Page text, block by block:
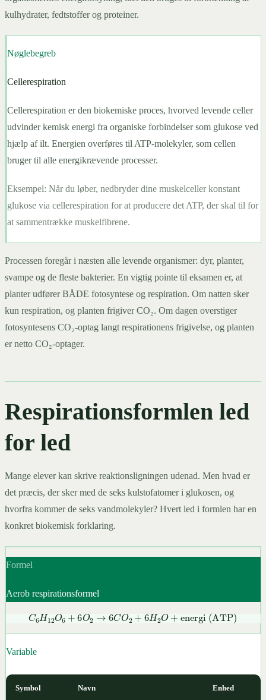
kulhydrater, fedtstoffer og proteiner.
Nøglebegreb
Cellerespiration
Cellerespiration er den biokemiske proces, hvorved levende celler
udvinder kemisk energi fra organiske forbindelser som glukose ved
hjælp af ilt. Energien overføres til ATP-molekyler, som cellen
bruger til alle energikrævende processer.
Eksempel: Når du løber, nedbryder dine muskelceller konstant
glukose via cellerespiration for at producere det ATP, der skal til for
at sammentrække muskelfibrene.
Processen foregår i næsten alle levende organismer: dyr, planter,
svampe og de fleste bakterier. En vigtig pointe til eksamen er, at
planter udfører BÅDE fotosyntese og respiration. Om natten sker
kun respiration, og planten frigiver CO₂. Om dagen overstiger
fotosyntesens CO₂-optag langt respirationens frigivelse, og planten
er netto CO₂-optager.
Respirationsformlen led
for led
Mange elever kan skrive reaktionsligningen udenad. Men hvad er
det præcis, der sker med de seks kulstofatomer i glukosen, og
hvorfra kommer de seks vandmolekyler? Hvert led i formlen har en
konkret biokemisk forklaring.
Formel
Aerob respirationsformel
C6H12O6+6O2→6CO2+6H2O+energi (ATP)
Variable
Symbol Navn Enhed